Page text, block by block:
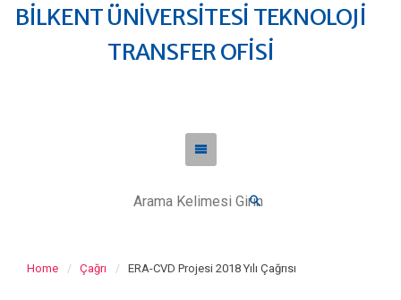
BİLKENT ÜNİVERSİTESİ TEKNOLOJİ
TRANSFER OFİSİ
Home Çağrı ERA-CVD Projesi 2018 Yılı Çağrısı